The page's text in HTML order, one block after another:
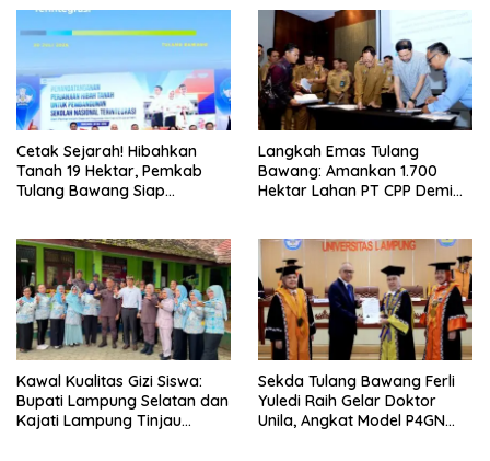
Cetak Sejarah! Hibahkan
Tanah 19 Hektar, Pemkab
Tulang Bawang Siap
Lampung
Langkah Emas Tulang
Bawang: Amankan 1.700
Hektar Lahan PT CPP Demi
Kawal Kualitas Gizi Siswa:
Bupati Lampung Selatan dan
Kajati Lampung Tinjau
Sekda Tulang Bawang Ferli
Yuledi Raih Gelar Doktor
Unila, Angkat Model P4GN